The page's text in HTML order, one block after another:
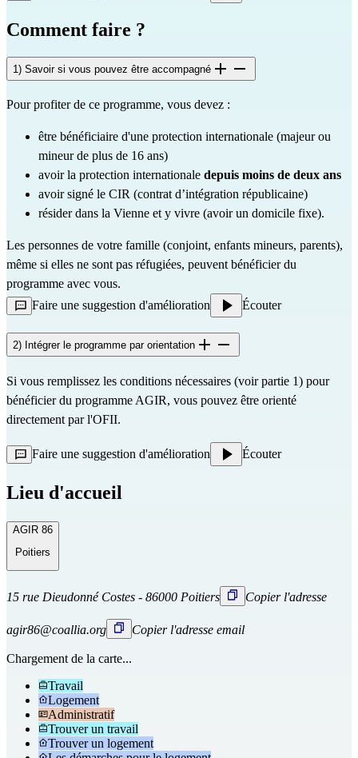
Comment faire ?
1) Savoir si vous pouvez être accompagné
Pour profiter de ce programme, vous devez :
être bénéficiaire d'une protection internationale (majeur ou
mineur de plus de 16 ans)
avoir la protection internationale depuis moins de deux ans
avoir signé le CIR (contrat d’intégration républicaine)
résider dans la Vienne et y vivre (avoir un domicile fixe).
Les personnes de votre famille (conjoint, enfants mineurs, parents),
même si elles ne sont pas réfugiées, peuvent bénéficier du
programme avec vous.
Faire une suggestion d'amélioration
Écouter
2) Intégrer le programme par orientation
Si vous remplissez les conditions nécessaires (voir partie 1) pour
bénéficier du programme AGIR, vous pouvez être orienté
directement par l'OFII.
Faire une suggestion d'amélioration Écouter
Lieu d'accueil
AGIR 86
Poitiers
15 rue Dieudonné Costes - 86000 Poitiers Copier l'adresse
agir86@coallia.org Copier l'adresse email
Chargement de la carte...
Travail
Logement
Administratif
Trouver un travail
Trouver un logement